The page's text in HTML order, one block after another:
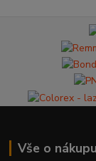
Vše o nákupu